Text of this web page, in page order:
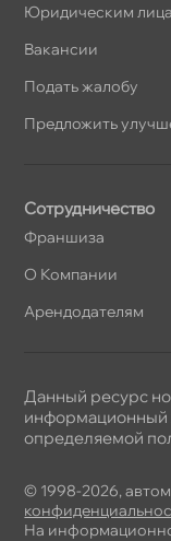
Юридическим
акансии
Подать жалобу
Предложить
Сотрудничество
Франшиза
О Компании
Арендодателям
© 1998-2026,
На
Данный ресурс
информационный
определяемой